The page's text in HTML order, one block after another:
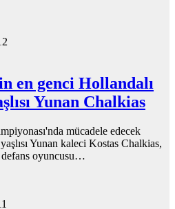
en genci Hollandalı
Yunan Chalkias
mücadele edecek
Yunan kaleci Kostas Chalkias,
defans oyuncusu…